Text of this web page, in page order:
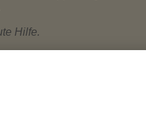
Hilfe.
zwanglos kennen. Sie
zu erreichendes Ziel fest.
sind Sie völlig frei in
durchaus länger)